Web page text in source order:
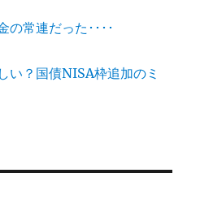
の常連だった････
い？国債NISA枠追加のミ